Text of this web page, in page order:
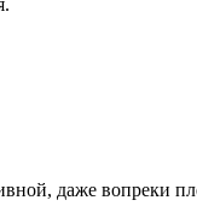
даже вопреки